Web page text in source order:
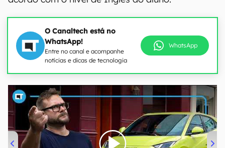
O Canaltech está no
WhatsApp!
Entre no canal e acompanhe
notícias e dicas de tecnologia
WhatsApp